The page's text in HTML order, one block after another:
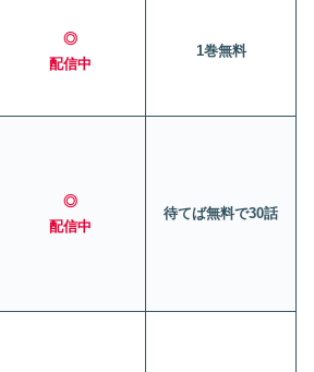
◎
配信中
1巻無料
◎
配信中
待てば無料で30話